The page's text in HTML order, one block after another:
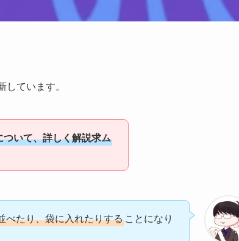
ています。
いて、詳しく解説求ム
べたり、袋に入れたりすることになり